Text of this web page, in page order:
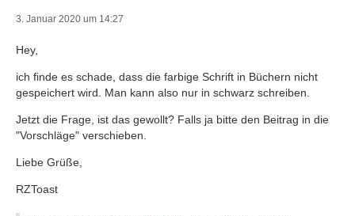
3. Januar 2020 um 14:27
Hey,
ich finde es schade, dass die farbige Schrift in Büchern nicht
gespeichert wird. Man kann also nur in schwarz schreiben.
Jetzt die Frage, ist das gewollt? Falls ja bitte den Beitrag in die
"Vorschläge" verschieben.
Liebe Grüße,
RZToast